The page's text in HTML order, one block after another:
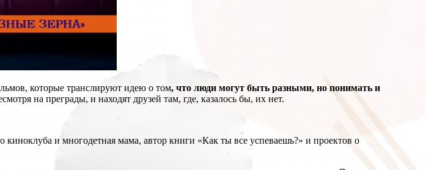
которые транслируют идею о том, что люди могут быть разными, но понимать и
на преграды, и находят друзей там, где, казалось бы, их нет.
и многодетная мама, автор книги «Как ты все успеваешь?» и проектов о